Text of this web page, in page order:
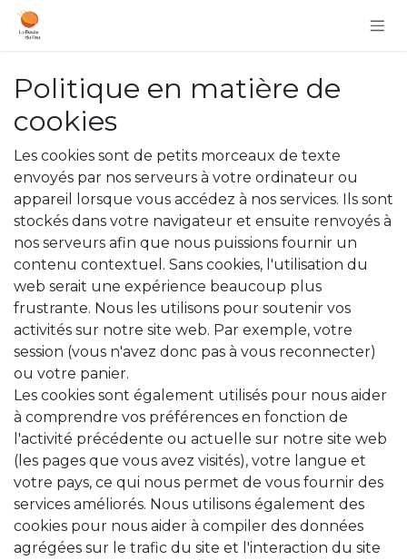
Se rendre au contenu
Politique en matière de
cookies
Les cookies sont de petits morceaux de texte
envoyés par nos serveurs à votre ordinateur ou
appareil lorsque vous accédez à nos services. Ils sont
stockés dans votre navigateur et ensuite renvoyés à
nos serveurs afin que nous puissions fournir un
contenu contextuel. Sans cookies, l'utilisation du
web serait une expérience beaucoup plus
frustrante. Nous les utilisons pour soutenir vos
activités sur notre site web. Par exemple, votre
session (vous n'avez donc pas à vous reconnecter)
ou votre panier.
Les cookies sont également utilisés pour nous aider
à comprendre vos préférences en fonction de
l'activité précédente ou actuelle sur notre site web
(les pages que vous avez visités), votre langue et
votre pays, ce qui nous permet de vous fournir des
services améliorés. Nous utilisons également des
cookies pour nous aider à compiler des données
agrégées sur le trafic du site et l'interaction du site